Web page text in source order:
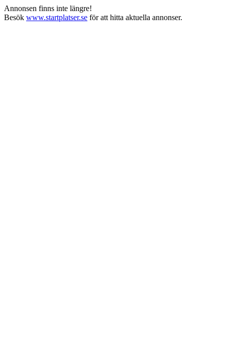
Annonsen finns inte längre!
Besök www.startplatser.se för att hitta aktuella annonser.